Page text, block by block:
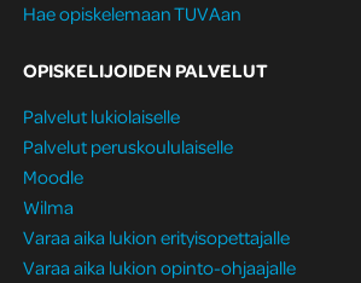
Hae opiskelemaan TUVAan
OPISKELIJOIDEN PALVELUT
Palvelut lukiolaiselle
Palvelut peruskoululaiselle
Moodle
Wilma
Varaa aika lukion erityisopettajalle
Varaa aika lukion opinto-ohjaajalle